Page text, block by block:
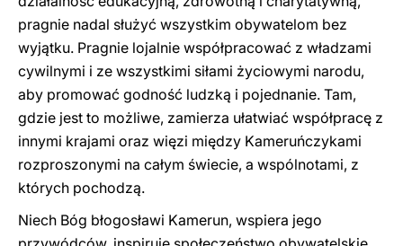
pragnie nadal służyć wszystkim obywatelom bez
wyjątku. Pragnie lojalnie współpracować z władzami
cywilnymi i ze wszystkimi siłami życiowymi narodu,
aby promować godność ludzką i pojednanie. Tam,
gdzie jest to możliwe, zamierza ułatwiać współpracę z
innymi krajami oraz więzi między Kameruńczykami
rozproszonymi na całym świecie, a wspólnotami, z
których pochodzą.
Niech Bóg błogosławi Kamerun, wspiera jego